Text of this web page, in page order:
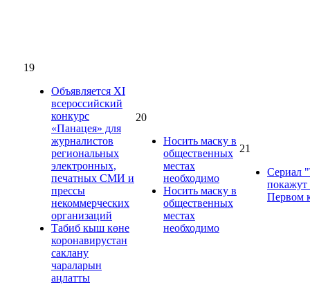
19
Объявляется XI
всероссийский
конкурс
«Панацея» для
журналистов
региональных
электронных,
печатных СМИ и
прессы
некоммерческих
организаций
Табиб кыш көне
коронавирустан
саклану
чараларын
аңлатты
20
Носить маску в
общественных
местах
необходимо
Носить маску в
общественных
местах
необходимо
21
Сериал
покажут
Первом